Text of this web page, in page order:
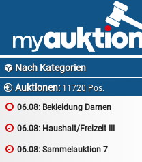
 Nach Kategorien
 Auktionen: 11720 Pos.
 06.08: Bekleidung Damen
 06.08: Haushalt/Freizeit III
 06.08: Sammelauktion 7